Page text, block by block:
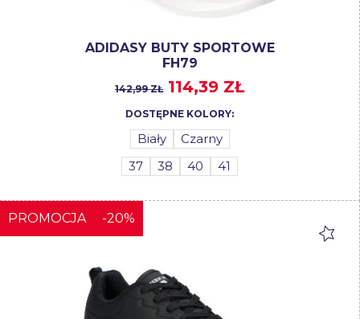
ADIDASY BUTY SPORTOWE
FH79
142,99 ZŁ 114,39 ZŁ
DOSTĘPNE KOLORY:
Biały
Czarny
37
38 40 41
PROMOCJA -20%